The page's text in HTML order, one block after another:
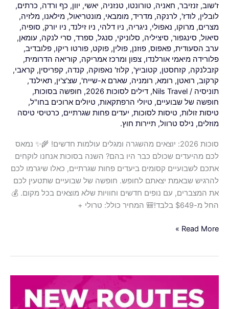
ז'שוב,זנזיבר,חאניה,טורונטו,טנזניה,יאשי,יוון,כף ורדה,כרתים,
לובלין,לודז',לרנקה,מדריד,מומבאי,מונטריאול,מילאנו,מלזיה,
מצרים,מרוקו,נאפולי,ניגריה,ניו דלהי,ניו זילנד,ניו יורק,סופיה,
סיאול,סינגפור,סיציליה,סלוניקי,סנגל,ספרד,סרי לנקה,עומאן,
ערב הסעודית,פאפוס,פוזנן,פולין,פוקט,פורטו ריקו,פלובדיב,
פלורידה מיאמי אורלנדו,צפון ומרכז אמריקה,קוריאה הדרומית,
קזבלנקה,קזחסטן,קטוביץ',קלוז' נאפוקה,קנדה,קפריסין,קראבי,
קרקוב,רואטן,רומא,רומניה,שארם א-שייח',שצ'צ'ין,תאילנד,
תוניסיה/
Nils Travel
,דילים לסוכות 2026 ,חופשה בסוכות,
חופשה של שבועיים,טיולי הרפתקאות,טיולים ארוכים בחו"ל,
טיסות זולות,טיסות לסוכות,יעדים פחות שגרתיים,כרטיסי טיסה
מוזלים,נילס טרוול,תיירות חוץ.
סוכות 2026: יוצאים מהשגרה ומגלים עולמות חדשים! 🌾✨ נמאס
לכם מהיעדים שכולם כבר היו בהם? השנה בסוכות אנחנו לוקחים
אתכם לשבועיים קסומים ביעדים פחות שגרתיים, כאלו שיגרמו לכם
להרגיש שבאמת יצאתם לחופש. חופשה של שבועיים שתטעין לכם
את המצברים, עם נופים חדשים וחוויות שלא מוצאים בכל מקום. 💰
החל מ-$649 בלבד!🎒 המחיר כולל: טרולי +
Read More »
משיקה